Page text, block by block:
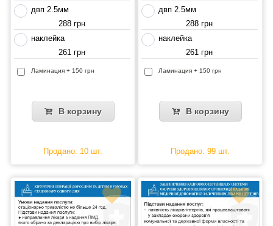
двп 2.5мм
288 грн
наклейка
261 грн
Ламинация + 150 грн
В корзину
Продано: 10 шт.
двп 2.5мм
288 грн
наклейка
261 грн
Ламинация + 150 грн
В корзину
Продано: 99 шт.